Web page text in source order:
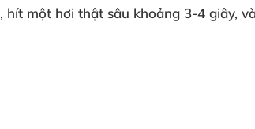
, hít một hơi thật sâu khoảng 3-4 giây,